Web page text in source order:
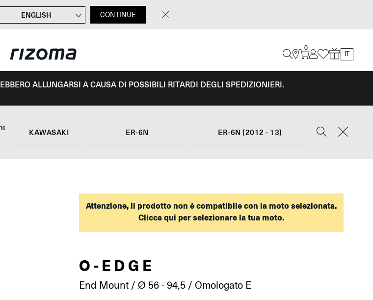
ENGLISH
DEUTSCH
CONTINUE
0
ALLUNGARSI A CAUSA DI POSSIBILI RITARDI DEGLI SPEDIZIONIERI.
KAWASAKI ER-6N ER-6N (2012 - 13)
Attenzione, il prodotto non è compatibile con la moto selezionata.
Clicca qui per selezionare la tua moto.
O-EDGE
End Mount / Ø 56 - 94,5 / Omologato E